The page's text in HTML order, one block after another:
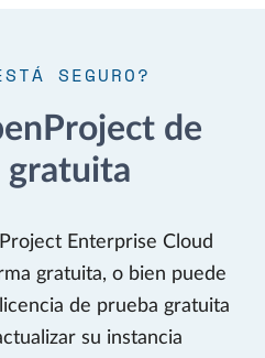
SEGURO?
de
gratuita
Enterprise Cloud
gratuita, o bien puede
de prueba gratuita
su instancia